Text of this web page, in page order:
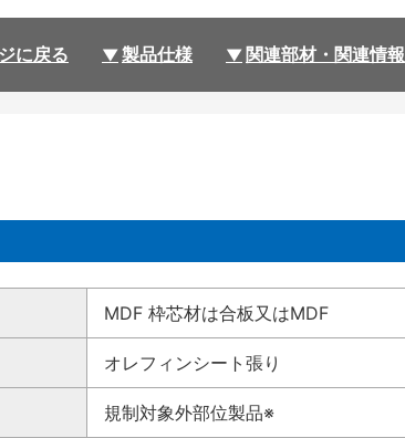
に戻る 製品仕様 関連部材・関連情報
MDF 枠芯材は合板又はMDF
オレフィンシート張り
規制対象外部位製品※